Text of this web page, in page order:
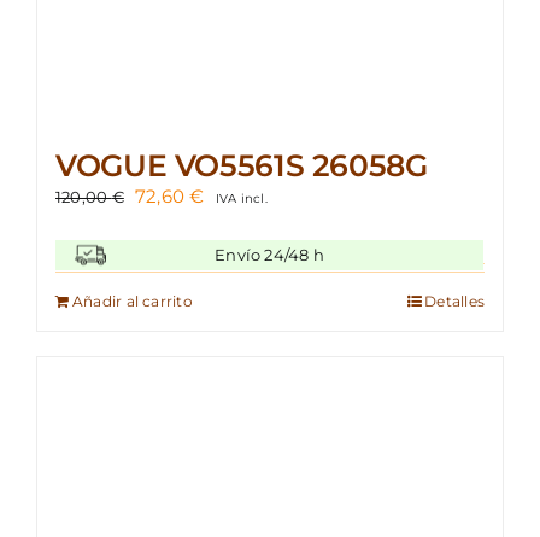
VOGUE VO5561S 26058G
120,00€ El
era:
120,00 €.
72,60€El
actual
es:
IVA incl.
Envío 24/48 h
Añadir al carrito Detalles